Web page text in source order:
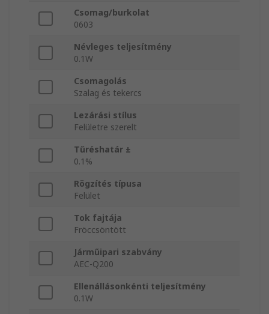
Csomag/burkolat
0603
Névleges teljesítmény
0.1W
Csomagolás
Szalag és tekercs
Lezárási stílus
Felületre szerelt
Tűréshatár ±
0.1%
Rögzítés típusa
Felület
Tok fajtája
Fröccsöntött
Járműipari szabvány
AEC-Q200
Ellenállásonkénti teljesítmény
0.1W